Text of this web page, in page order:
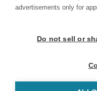
BrainPOP Maestros is proudly
advertisements only for
Do not sell or